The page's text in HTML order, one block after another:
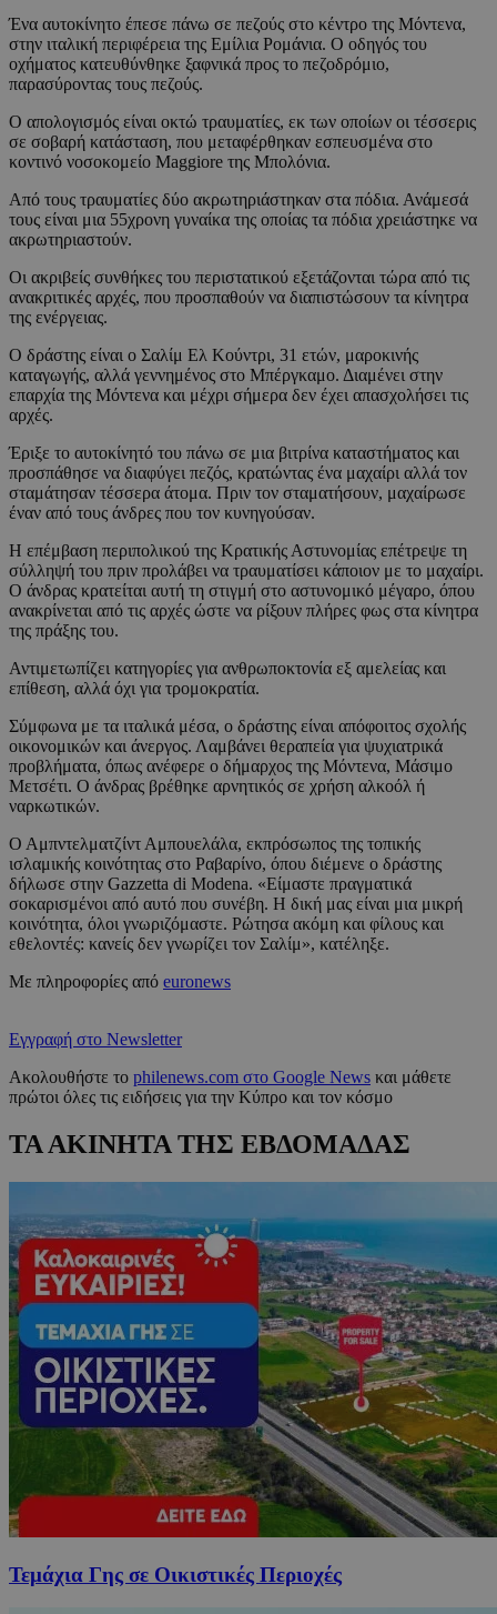
Ένα αυτοκίνητο έπεσε πάνω σε πεζούς στο κέντρο της Μόντενα,
στην ιταλική περιφέρεια της Εμίλια Ρομάνια. Ο οδηγός του
οχήματος κατευθύνθηκε ξαφνικά προς το πεζοδρόμιο,
παρασύροντας τους πεζούς.
Ο απολογισμός είναι οκτώ τραυματίες, εκ των οποίων οι τέσσερις
σε σοβαρή κατάσταση, που μεταφέρθηκαν εσπευσμένα στο
κοντινό νοσοκομείο Maggiore της Μπολόνια.
Από τους τραυματίες δύο ακρωτηριάστηκαν στα πόδια. Ανάμεσά
τους είναι μια 55χρονη γυναίκα της οποίας τα πόδια χρειάστηκε να
ακρωτηριαστούν.
Οι ακριβείς συνθήκες του περιστατικού εξετάζονται τώρα από τις
ανακριτικές αρχές, που προσπαθούν να διαπιστώσουν τα κίνητρα
της ενέργειας.
Ο δράστης είναι ο Σαλίμ Ελ Κούντρι, 31 ετών, μαροκινής
καταγωγής, αλλά γεννημένος στο Μπέργκαμο. Διαμένει στην
επαρχία της Μόντενα και μέχρι σήμερα δεν έχει απασχολήσει τις
αρχές.
Έριξε το αυτοκίνητό του πάνω σε μια βιτρίνα καταστήματος και
προσπάθησε να διαφύγει πεζός, κρατώντας ένα μαχαίρι αλλά τον
σταμάτησαν τέσσερα άτομα. Πριν τον σταματήσουν, μαχαίρωσε
έναν από τους άνδρες που τον κυνηγούσαν.
Η επέμβαση περιπολικού της Κρατικής Αστυνομίας επέτρεψε τη
σύλληψή του πριν προλάβει να τραυματίσει κάποιον με το μαχαίρι.
Ο άνδρας κρατείται αυτή τη στιγμή στο αστυνομικό μέγαρο, όπου
ανακρίνεται από τις αρχές ώστε να ρίξουν πλήρες φως στα κίνητρα
της πράξης του.
Αντιμετωπίζει κατηγορίες για ανθρωποκτονία εξ αμελείας και
επίθεση, αλλά όχι για τρομοκρατία.
Σύμφωνα με τα ιταλικά μέσα, ο δράστης είναι απόφοιτος σχολής
οικονομικών και άνεργος. Λαμβάνει θεραπεία για ψυχιατρικά
προβλήματα, όπως ανέφερε ο δήμαρχος της Μόντενα, Μάσιμο
Μετσέτι. Ο άνδρας βρέθηκε αρνητικός σε χρήση αλκοόλ ή
ναρκωτικών.
Ο Αμπντελματζίντ Αμπουελάλα, εκπρόσωπος της τοπικής
ισλαμικής κοινότητας στο Ραβαρίνο, όπου διέμενε ο δράστης
δήλωσε στην Gazzetta di Modena. «Είμαστε πραγματικά
σοκαρισμένοι από αυτό που συνέβη. Η δική μας είναι μια μικρή
κοινότητα, όλοι γνωριζόμαστε. Ρώτησα ακόμη και φίλους και
εθελοντές: κανείς δεν γνωρίζει τον Σαλίμ», κατέληξε.
Με πληροφορίες από euronews
Εγγραφή στο Newsletter
Ακολουθήστε το philenews.com στο Google News και μάθετε
πρώτοι όλες τις ειδήσεις για την Κύπρο και τον κόσμο
ΤΑ ΑΚΙΝΗΤΑ ΤΗΣ ΕΒΔΟΜΑΔΑΣ
Τεμάχια Γης σε Οικιστικές Περιοχές